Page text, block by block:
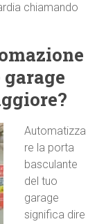
chiamando
Automatizza
re la porta
basculante
del tuo
garage
significa dire